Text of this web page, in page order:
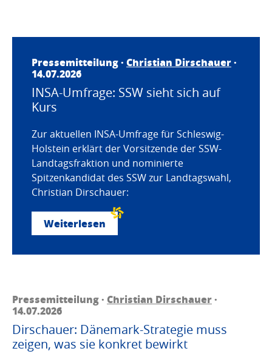
Pressemitteilung · Christian Dirschauer·
14.07.2026
INSA-Umfrage: SSW sieht sich auf
Kurs
Zur aktuellen INSA-Umfrage für Schleswig-
Holstein erklärt der Vorsitzende der SSW-
Landtagsfraktion und nominierte
Spitzenkandidat des SSW zur Landtagswahl,
Christian Dirschauer:
Weiterlesen
Pressemitteilung · Christian Dirschauer·
14.07.2026
Dirschauer: Dänemark-Strategie muss
zeigen, was sie konkret bewirkt